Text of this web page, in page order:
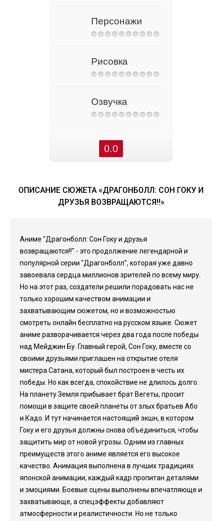
Персонажи
Рисовка
Озвучка
0.0
ОПИСАНИЕ СЮЖЕТА «ДРАГОНБОЛЛ: СОН ГОКУ И
ДРУЗЬЯ ВОЗВРАЩАЮТСЯ!!»
Аниме "Драгонболл: Сон Гоку и друзья
возвращаются!!" - это продолжение легендарной и
популярной серии "Драгонболл", которая уже давно
завоевала сердца миллионов зрителей по всему миру.
Но на этот раз, создатели решили порадовать нас не
только хорошим качеством анимации и
захватывающим сюжетом, но и возможностью
смотреть онлайн бесплатно на русском языке. Сюжет
аниме разворачивается через два года после победы
над Мейджин Бу. Главный герой, Сон Гоку, вместе со
своими друзьями приглашен на открытие отеля
мистера Сатана, который был построен в честь их
победы. Но как всегда, спокойствие не длилось долго.
На планету Земля прибывает брат Вегеты, просит
помощи в защите своей планеты от злых братьев Або
и Кадо. И тут начинается настоящий экшн, в котором
Гоку и его друзья должны снова объединиться, чтобы
защитить мир от новой угрозы. Одним из главных
преимуществ этого аниме является его высокое
качество. Анимация выполнена в лучших традициях
японской анимации, каждый кадр пропитан деталями
и эмоциями. Боевые сцены выполнены впечатляюще и
захватывающе, а спецэффекты добавляют
атмосферности и реалистичности. Но не только